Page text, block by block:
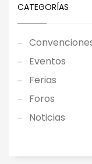
CATEGORÍAS
Eventos
Ferias
Foros
Noticias